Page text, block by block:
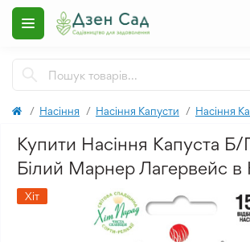
Насіння Насіння Капусти Насіння
Купити Насіння Капуста Б/
Білий Марнер Лагервейс в
Хіт